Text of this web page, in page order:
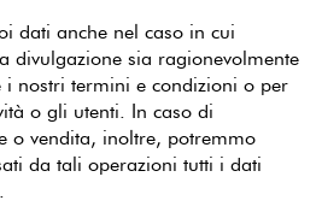
dati anche nel caso in cui
divulgazione sia ragionevolmente
i nostri termini e condizioni o per
o gli utenti. In caso di
o vendita, inoltre, potremmo
da tali operazioni tutti i dati